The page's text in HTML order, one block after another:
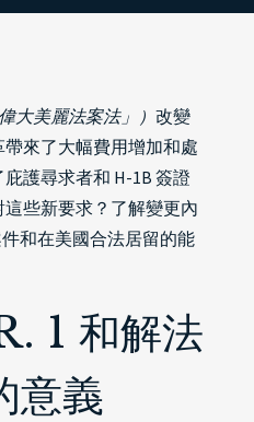
大美麗法案法」） 改變
來了大幅費用增加和處
護尋求者和 H-1B 簽證
些新要求？了解變更內
和在美國合法居留的能
1 和解法
意義